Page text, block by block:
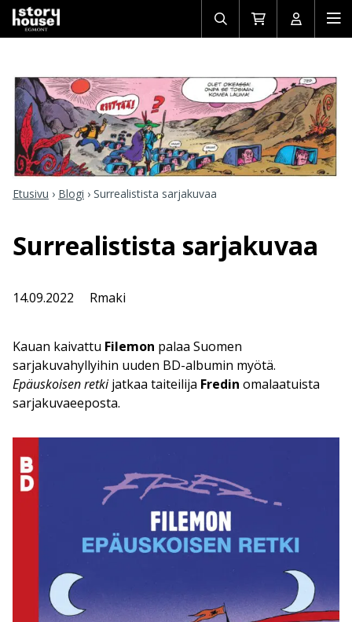
Avaa/sulje
haku
Siirry
ostoskoriin
Avaa/
Etusivu › Blogi › Surrealistista sarjakuvaa
Surrealistista sarjakuvaa
14.09.2022 Rmaki
Kauan kaivattu Filemon palaa Suomen
sarjakuvahyllyihin uuden BD-albumin myötä.
Epäuskoisen retkijatkaa taiteilija Fredin omalaatuista
sarjakuvaeeposta.